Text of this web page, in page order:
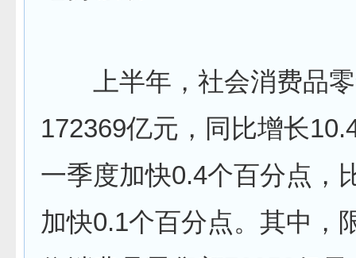
上半年，社会消费品零
172369亿元，同比增长
一季度加快0.4个百分点，
加快0.1个百分点。其中，